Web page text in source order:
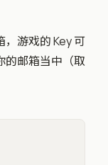
游戏的 Key 可
的邮箱当中（取